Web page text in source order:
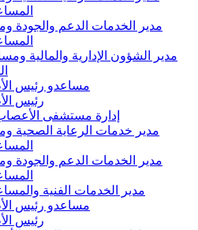
مدير الخدمات الدعم والجودة
مدير الشؤون الإدارية والمالية
مساعدو رئيس
رئيس
إدارة مستشفى
مدير خدمات الرعاية الصحية
مدير الخدمات الدعم والجودة
مدير الخدمات الفنية
مساعدو رئيس
رئيس